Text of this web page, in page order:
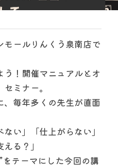
モールりんくう泉南店で
う！開催マニュアルとオ
ミナー。
、毎年多くの先生が直面
ない」「仕上がらない」
る？」
をテーマにした今回の講